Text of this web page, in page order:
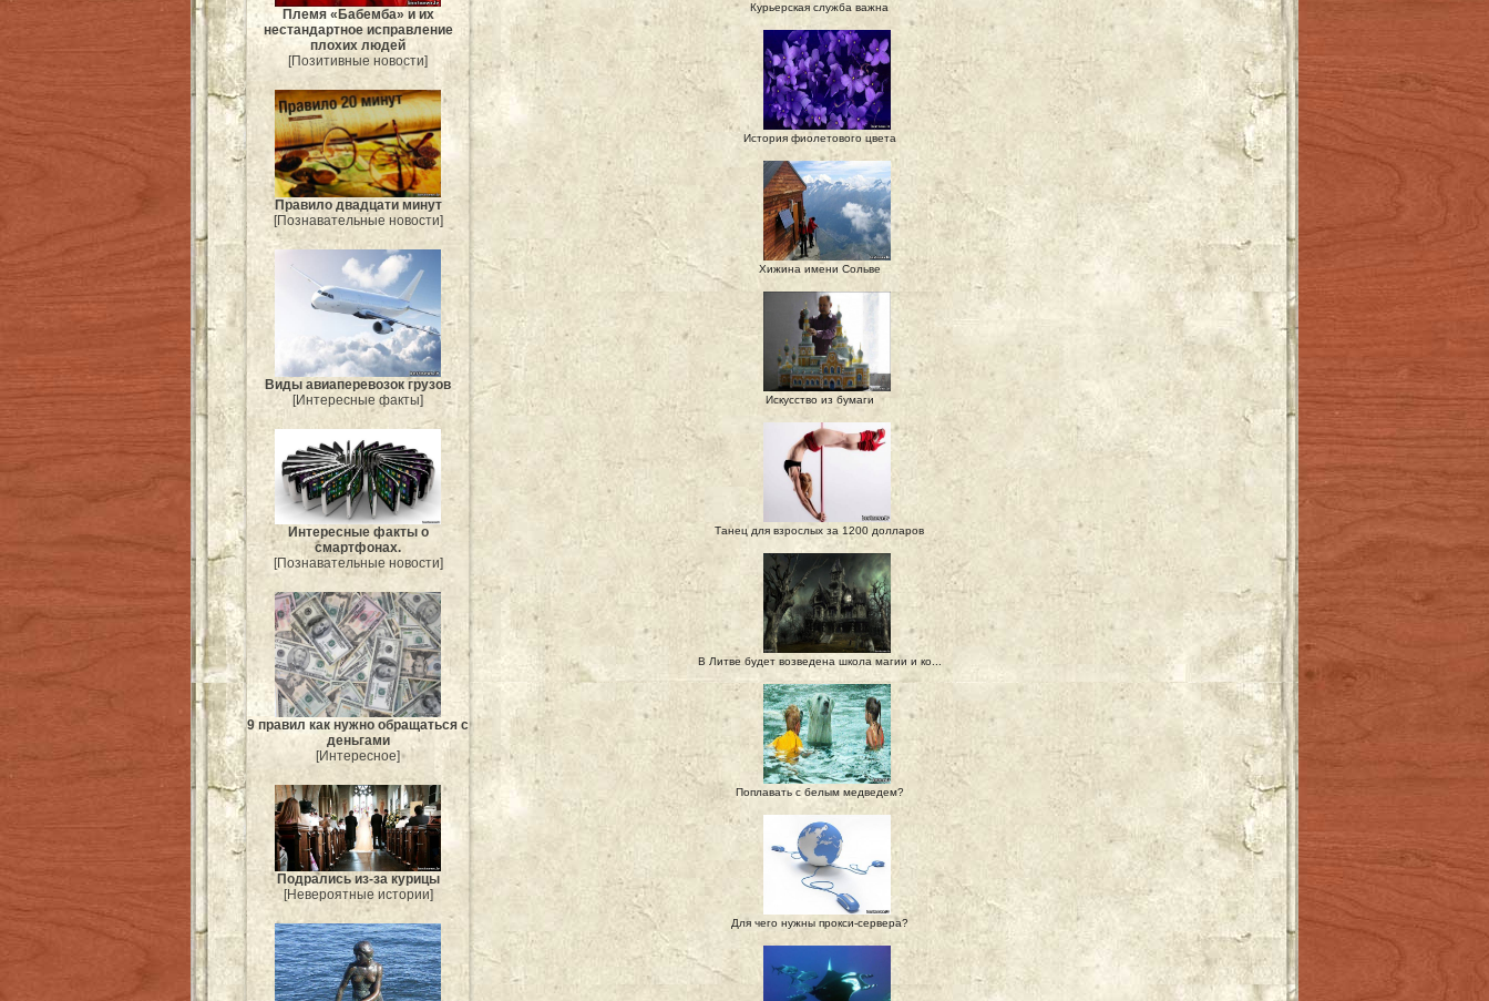
Племя «Бабемба» и их
нестандартное исправление
плохих людей
[Позитивные новости]
Правило двадцати минут
[Познавательные новости]
Виды авиаперевозок грузов
[Интересные факты]
Интересные факты о
смартфонах.
[Познавательные новости]
9 правил как нужно обращаться с
деньгами
[Интересное]
Подрались из-за курицы
[Невероятные истории]
Курьерская служба важна
История фиолетового цвета
Хижина имени Сольве
Искусство из бумаги
Танец для взрослых за 1200 долларов
В Литве будет возведена школа магии и ко...
Поплавать с белым медведем?
Для чего нужны прокси-сервера?